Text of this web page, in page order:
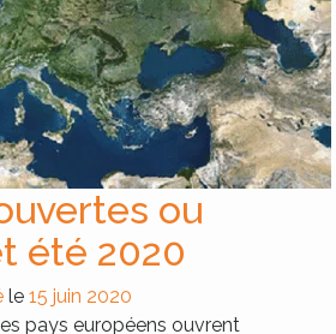
ou
été 2020
le 15 juin 2020
pays européens ouvrent